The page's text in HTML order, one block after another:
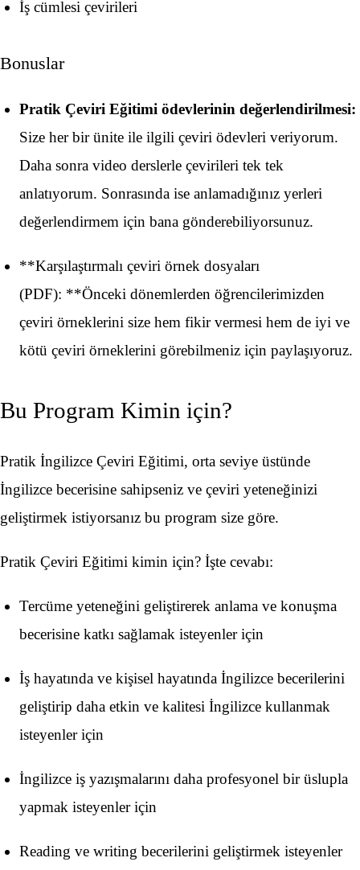
İş cümlesi çevirileri
Bonuslar
Pratik Çeviri Eğitimi ödevlerinin değerlendirilmesi:
Size her bir ünite ile ilgili çeviri ödevleri veriyorum.
Daha sonra video derslerle çevirileri tek tek
anlatıyorum. Sonrasında ise anlamadığınız yerleri
değerlendirmem için bana gönderebiliyorsunuz.
**Karşılaştırmalı çeviri örnek dosyaları
(PDF): **Önceki dönemlerden öğrencilerimizden
çeviri örneklerini size hem fikir vermesi hem de iyi ve
kötü çeviri örneklerini görebilmeniz için paylaşıyoruz.
Bu Program Kimin için?
Pratik İngilizce Çeviri Eğitimi, orta seviye üstünde
İngilizce becerisine sahipseniz ve çeviri yeteneğinizi
geliştirmek istiyorsanız bu program size göre. ​
Pratik Çeviri Eğitimi kimin için? İşte cevabı:
Tercüme yeteneğini geliştirerek anlama ve konuşma
becerisine katkı sağlamak isteyenler için
İş hayatında ve kişisel hayatında İngilizce becerilerini
geliştirip daha etkin ve kalitesi İngilizce kullanmak
isteyenler için
İngilizce iş yazışmalarını daha profesyonel bir üslupla
yapmak isteyenler için
Reading ve writing becerilerini geliştirmek isteyenler